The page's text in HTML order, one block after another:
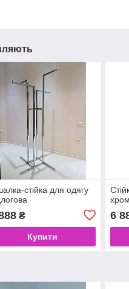
стійка для одягу
₴
Купити
6